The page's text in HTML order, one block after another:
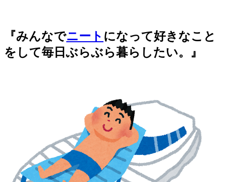
『みんなでニート になって好きなこと
をして毎日ぶらぶら暮らしたい。』